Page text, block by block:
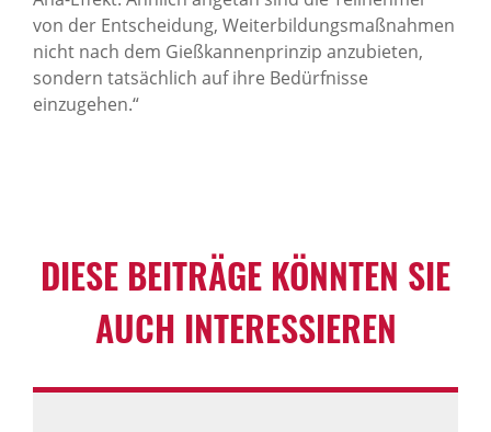
von der Entscheidung, Weiterbildungsmaßnahmen
nicht nach dem Gießkannenprinzip anzubieten,
sondern tatsächlich auf ihre Bedürfnisse
einzugehen.“
DIESE BEITRÄGE KÖNNTEN SIE
AUCH INTERESSIEREN